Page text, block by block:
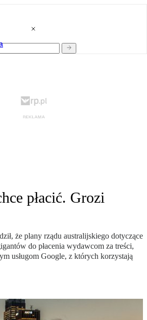
płacić. Grozi
że plany rządu australijskiego dotyczące
do płacenia wydawcom za treści,
usługom Google, z których korzystają